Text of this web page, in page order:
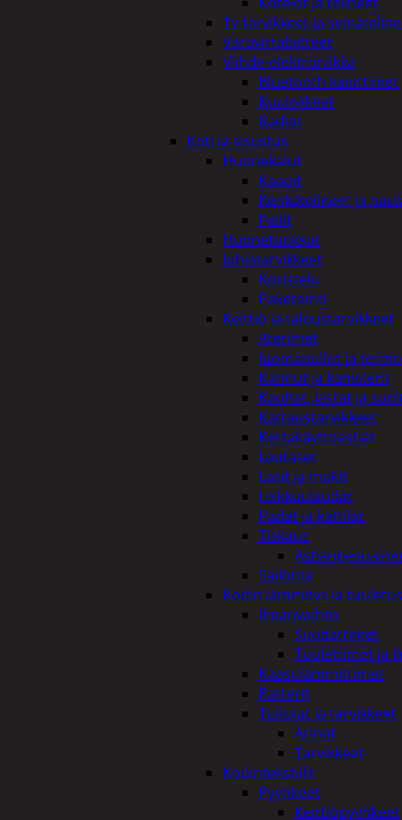
Tv-tarvikkeet ja
Varavirtalaitteet
Viihde-elektroniikka
Bluetooth kaiuttimet
Kuulokkeet
Radiot
Koti ja sisustus
Huonekalut
Kaapit
Kenkätelineet ja
Peilit
Huonetuoksut
Juhlatarvikkeet
Koristelu
Paketointi
Keittiö ja taloustarvikkeet
Aterimet
Juomapullot ja
Kannut ja kanisterit
Kauhat, lastat ja
Kattaustarvikkeet
Kertakäyttöastiat
Lautaset
Lasit ja mukit
Leikkuulaudat
Padat ja kattilat
Tiskaus
Säilöntä
Kodin lämmitys ja tuuletus
Ilmanvaihto
Suodattimet
Tuulettimet ja
Kaasulämmittimet
Patterit
Tulisijat ja tarvikkeet
Arinat
Tarvikkeet
Kodintekstiilit
Pyyhkeet
Keittiöpyyhkeet